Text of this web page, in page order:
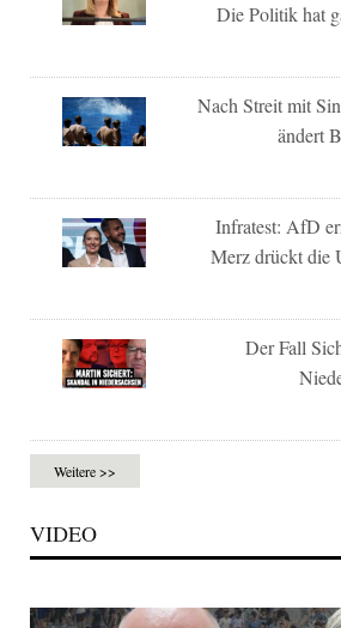
Die Politik hat
Nach Streit mit
ändert
Infratest: AfD
Merz drückt die
Der Fall
Weitere >>
VIDEO